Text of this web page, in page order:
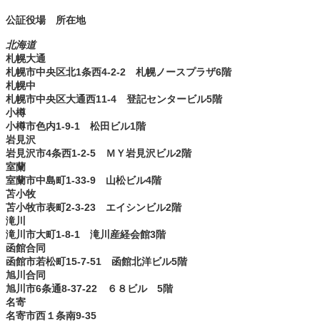
公証役場 所在地
北海道
札幌大通
札幌市中央区北1条西4-2-2 札幌ノースプラザ6階
札幌中
札幌市中央区大通西11-4 登記センタービル5階
小樽
小樽市色内1-9-1 松田ビル1階
岩見沢
岩見沢市4条西1-2-5 ＭＹ岩見沢ビル2階
室蘭
室蘭市中島町1-33-9 山松ビル4階
苫小牧
苫小牧市表町2-3-23 エイシンビル2階
滝川
滝川市大町1-8-1 滝川産経会館3階
函館合同
函館市若松町15-7-51 函館北洋ビル5階
旭川合同
旭川市6条通8-37-22 ６８ビル 5階
名寄
名寄市西１条南9-35